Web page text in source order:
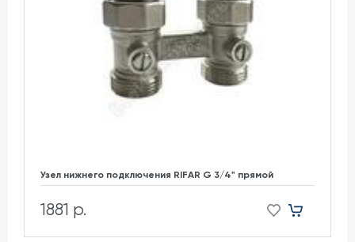
Узел нижнего подключения RIFAR G 3/4" прямой
1881 р.